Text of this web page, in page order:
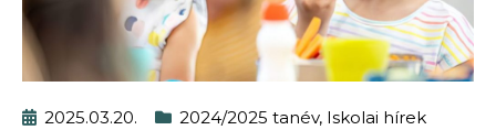
2025.03.20. 2024/2025 tanév, Iskolai hírek